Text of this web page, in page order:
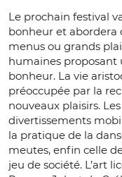
Le prochain festival
bonheur et abordera
menus ou grands
humaines proposant
bonheur. La vie
préoccupée par la
nouveaux plaisirs.
divertissements
la pratique de la
meutes, enfin celle
jeu de société. L’art